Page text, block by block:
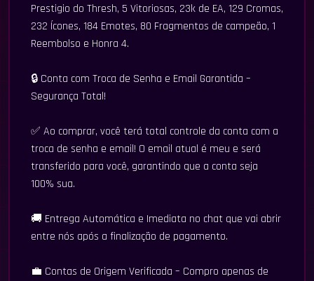
Prestigio do Thresh, 5 Vitoriosas, 23k de EA, 129 Cromas,
232 Ícones, 184 Emotes, 80 Fragmentos de campeão, 1
Reembolso e Honra 4.
🔒 Conta com Troca de Senha e Email Garantida –
Segurança Total!
✅ Ao comprar, você terá total controle da conta com a
troca de senha e email! O email atual é meu e será
transferido para você, garantindo que a conta seja
100% sua.
🚚 Entrega Automática e Imediata no chat que vai abrir
entre nós após a finalização de pagamento.
💼 Contas de Origem Verificada – Compro apenas de